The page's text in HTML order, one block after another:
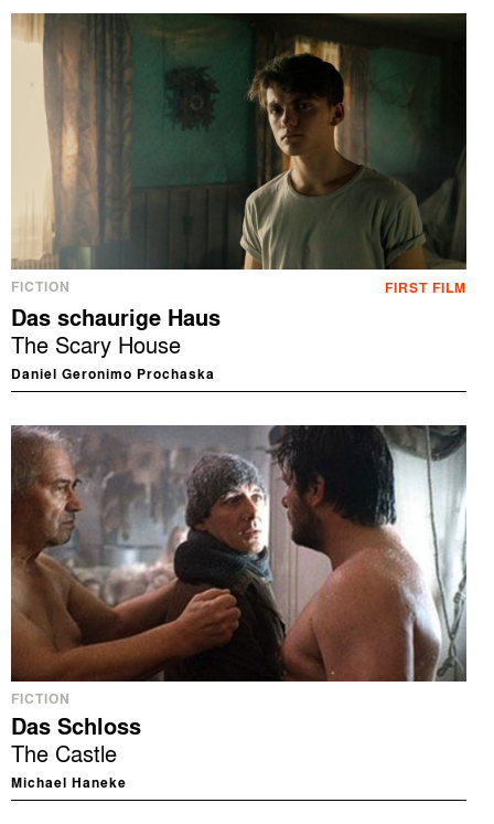
FICTION FIRST FILM
Das schaurige Haus
The Scary House
Daniel Geronimo Prochaska
FICTION
Das Schloss
The Castle
Michael Haneke